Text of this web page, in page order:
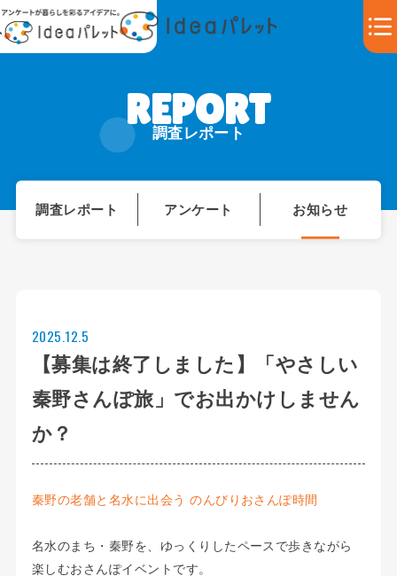
調査レポート
調査レポート アンケート お知らせ
【募集は終了しました】「やさしい
秦野さんぽ旅」でお出かけしません
か？
2025.12.5
秦野の老舗と名水に出会う のんびりおさんぽ時間
名水のまち・秦野を、ゆっくりしたペースで歩きながら
楽しむおさんぽイベントです。